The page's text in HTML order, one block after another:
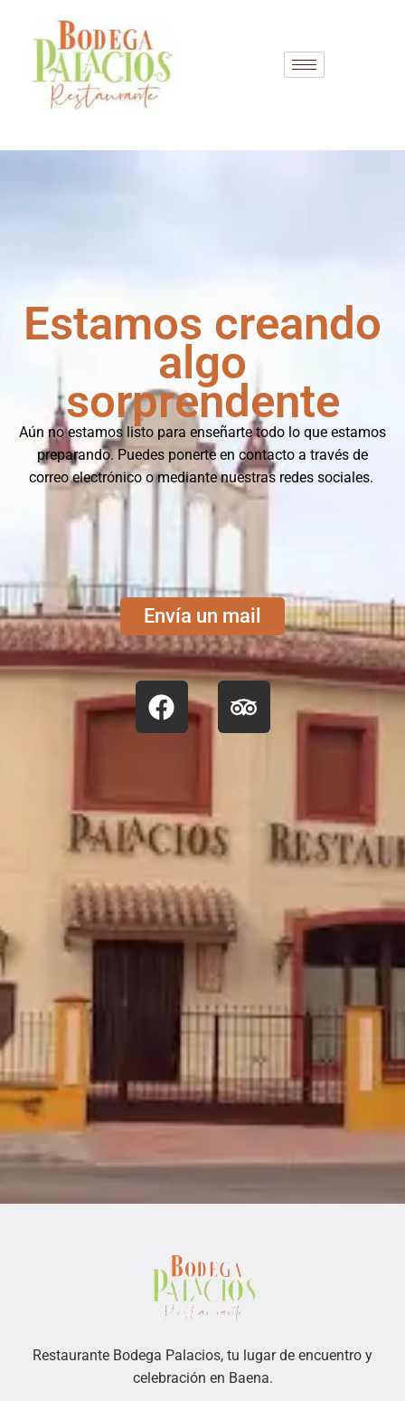
Estamos creando
algo
sorprendente
Aún no estamos listo para enseñarte todo lo que estamos
preparando. Puedes ponerte en contacto a través de
correo electrónico o mediante nuestras redes sociales.
Envía un mail
Restaurante Bodega Palacios, tu lugar de encuentro y
celebración en Baena.